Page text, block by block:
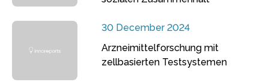
30 December 2024
Arzneimittelforschung mit
zellbasierten Testsystemen